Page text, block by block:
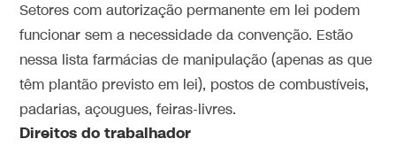
Setores com autorização permanente em lei podem
funcionar sem a necessidade da convenção. Estão
nessa lista farmácias de manipulação (apenas as que
têm plantão previsto em lei), postos de combustíveis,
padarias, açougues, feiras-livres.
Direitos do trabalhador